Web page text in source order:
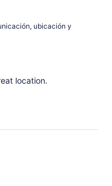
ubicación y
location.